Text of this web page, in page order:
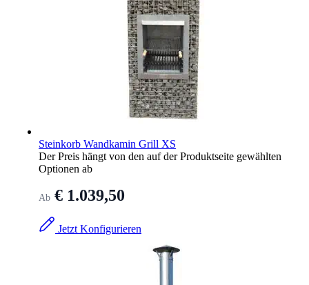
Steinkorb Wandkamin Grill XS
Der Preis hängt von den auf der Produktseite gewählten
Optionen ab
Ab